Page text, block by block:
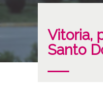
Vitoria,
Santo